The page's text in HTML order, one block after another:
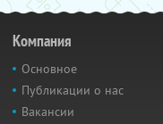
Компания
Основное
Публикации о нас
Вакансии